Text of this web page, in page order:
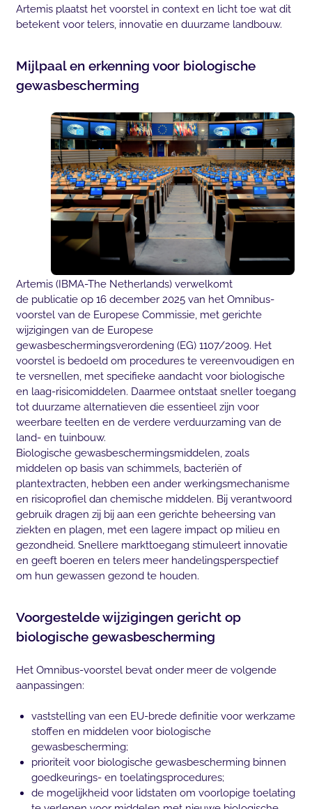
Artemis plaatst het voorstel in context en licht toe wat dit
betekent voor telers, innovatie en duurzame landbouw.
Mijlpaal en erkenning voor biologische
gewasbescherming
Artemis (IBMA-The Netherlands) verwelkomt
de publicatie op 16 december 2025 van het Omnibus-
voorstel van de Europese Commissie, met gerichte
wijzigingen van de Europese
gewasbeschermingsverordening (EG) 1107/2009. Het
voorstel is bedoeld om procedures te vereenvoudigen en
te versnellen, met specifieke aandacht voor biologische
en laag-risicomiddelen. Daarmee ontstaat sneller toegang
tot duurzame alternatieven die essentieel zijn voor
weerbare teelten en de verdere verduurzaming van de
land- en tuinbouw.
Biologische gewasbeschermingsmiddelen, zoals
middelen op basis van schimmels, bacteriën of
plantextracten, hebben een ander werkingsmechanisme
en risicoprofiel dan chemische middelen. Bij verantwoord
gebruik dragen zij bij aan een gerichte beheersing van
ziekten en plagen, met een lagere impact op milieu en
gezondheid. Snellere markttoegang stimuleert innovatie
en geeft boeren en telers meer handelingsperspectief
om hun gewassen gezond te houden.
Voorgestelde wijzigingen gericht op
biologische gewasbescherming
Het Omnibus-voorstel bevat onder meer de volgende
aanpassingen:
vaststelling van een EU-brede definitie voor werkzame
stoffen en middelen voor biologische
gewasbescherming;
prioriteit voor biologische gewasbescherming binnen
goedkeurings- en toelatingsprocedures;
de mogelijkheid voor lidstaten om voorlopige toelating